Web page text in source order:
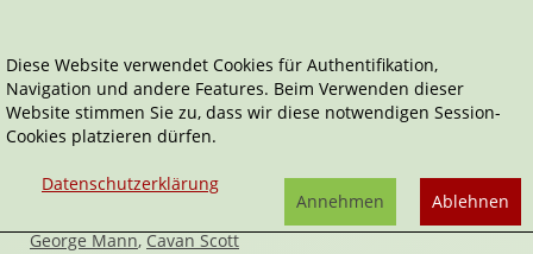
Home Comics
Science-Fiction
Die verlorene Dimension, Band 2
Doctor Who
Die verlorene Dimension, Band 2 von
George Mann,Cavan Scott
Diese Website verwendet Cookies für Authentifikation,
Navigation und andere Features. Beim Verwenden dieser
Website stimmen Sie zu, dass wir diese notwendigen Session-
Cookies platzieren dürfen.
Datenschutzerklärung
Ablehnen
Annehmen